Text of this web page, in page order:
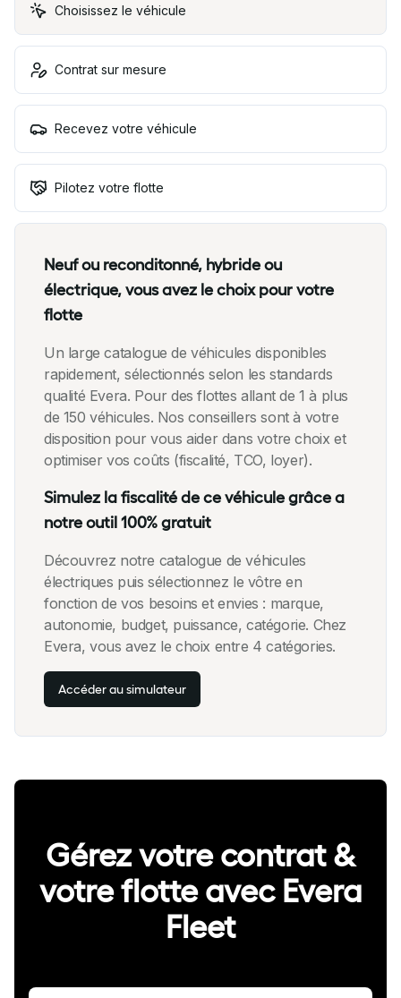
Choisissez le véhicule
Contrat sur mesure
Recevez votre véhicule
Pilotez votre flotte
Neuf ou reconditonné, hybride ou
électrique, vous avez le choix pour votre
flotte
Un large catalogue de véhicules disponibles
rapidement, sélectionnés selon les standards
qualité Evera. Pour des flottes allant de 1 à plus
de 150 véhicules. Nos conseillers sont à votre
disposition pour vous aider dans votre choix et
optimiser vos coûts (fiscalité, TCO, loyer).
Simulez la fiscalité de ce véhicule grâce a
notre outil 100% gratuit
Découvrez notre catalogue de véhicules
électriques puis sélectionnez le vôtre en
fonction de vos besoins et envies : marque,
autonomie, budget, puissance, catégorie. Chez
Evera, vous avez le choix entre 4 catégories.
Accéder au simulateur
Gérez votre contrat &
votre flotte avec Evera
Fleet